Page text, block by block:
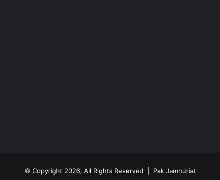
© Copyright 2026, All Rights Reserved | Pak Jamhuriat